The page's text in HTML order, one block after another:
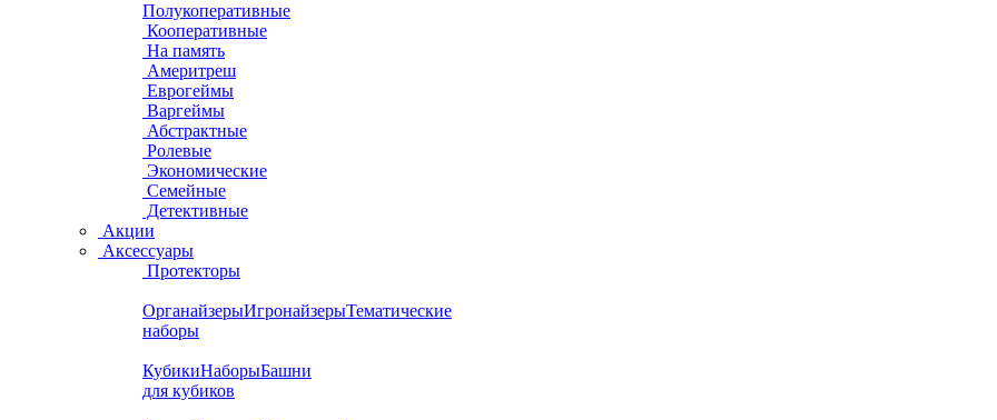
Полукоперативные
Кооперативные
На память
Америтреш
Еврогеймы
Варгеймы
Абстрактные
Ролевые
Экономические
Семейные
Детективные
Акции
Аксессуары
Протекторы
ОрганайзерыИгронайзерыТематические
наборы
КубикиНаборыБашни
для кубиков